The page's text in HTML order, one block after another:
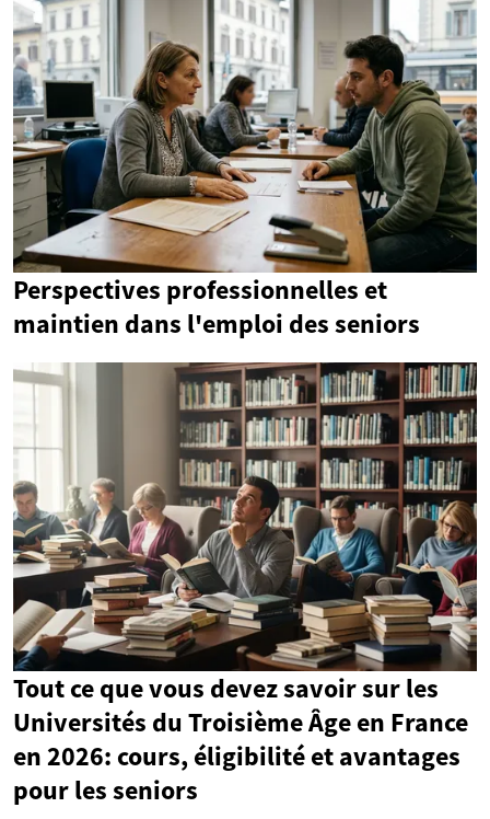
Perspectives professionnelles et
maintien dans l'emploi des seniors
Tout ce que vous devez savoir sur les
Universités du Troisième Âge en France
en 2026: cours, éligibilité et avantages
pour les seniors